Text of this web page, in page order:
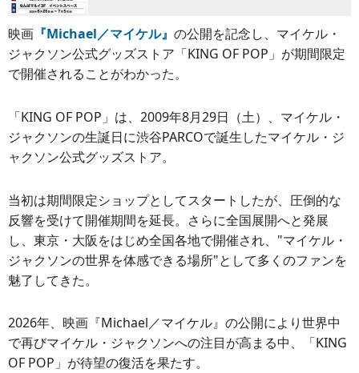
映画 『Michael／マイケル』 の公開を記念し、マイケル・
ジャクソン公式グッズストア「KING OF POP」が期間限定
で開催されることがわかった。
「KING OF POP」は、2009年8月29日（土）、マイケル・
ジャクソンの生誕日に渋谷PARCOで誕生したマイケル・ジ
ャクソン公式グッズストア。
当初は期間限定ショップとしてスタートしたが、圧倒的な
反響を受けて開催期間を延長。さらに全国展開へと発展
し、東京・大阪をはじめ全国各地で開催され、"マイケル・
ジャクソンの世界を体感できる場所"として多くのファンを
魅了してきた。
2026年、映画『Michael／マイケル』の公開により世界中
で再びマイケル・ジャクソンへの注目が高まる中、「KING
OF POP」が待望の復活を果たす。